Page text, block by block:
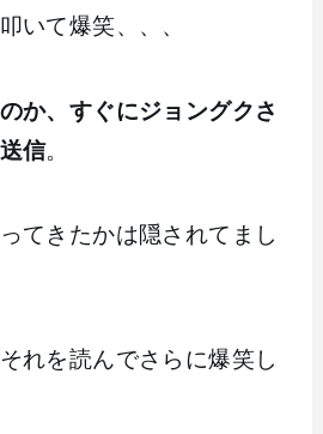
いて爆笑、、、
か、すぐにジョングクさ
信。
てきたかは隠されてまし
れを読んでさらに爆笑し